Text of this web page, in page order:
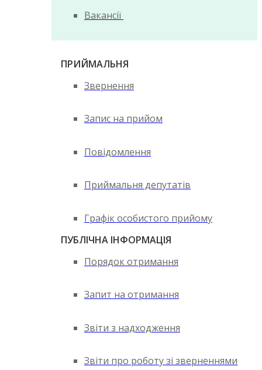
Вакансії
ПРИЙМАЛЬНЯ
Звернення
Запис на прийом
Повідомлення
Приймальня депутатів
Графік особистого прийому
ПУБЛІЧНА ІНФОРМАЦІЯ
Порядок отримання
Запит на отримання
Звіти з надходження
Звіти про роботу зі зверненнями